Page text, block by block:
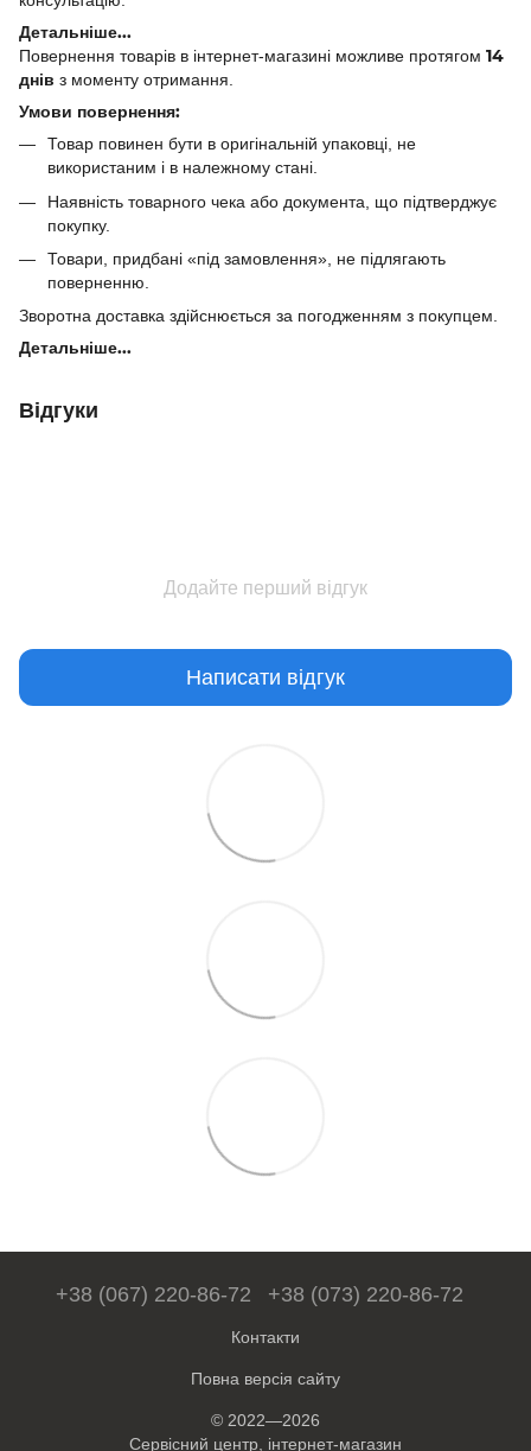
Детальніше...
Повернення товарів в інтернет-магазині можливе протягом 14
днів з моменту отримання.
Умови повернення:
Товар повинен бути в оригінальній упаковці, не
використаним і в належному стані.
Наявність товарного чека або документа, що підтверджує
покупку.
Товари, придбані «під замовлення», не підлягають
поверненню.
Зворотна доставка здійснюється за погодженням з покупцем.
Детальніше...
Відгуки
Додайте перший відгук
Написати відгук
+38 (067) 220-86-72 +38 (073) 220-86-72
Контакти
Повна версія сайту
© 2022—2026
Сервісний центр, інтернет-магазин